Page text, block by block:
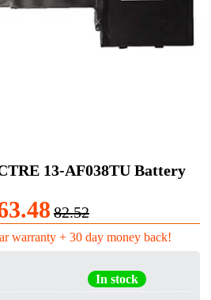
13-AF038TU Battery
82.52
warranty + 30 day money back!
In stock